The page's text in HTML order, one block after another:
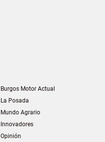
Burgos Motor Actual
La Posada
Mundo Agrario
Innovadores
Opinión